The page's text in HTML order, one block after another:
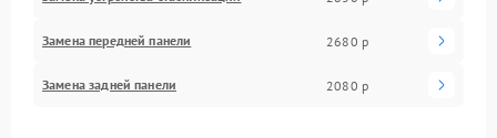
Замена передней панели 2680 р
Замена задней панели 2080 р